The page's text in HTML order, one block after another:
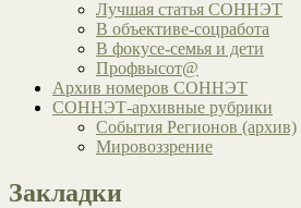
Лучшая статья СОННЭТ
В объективе-соцработа
В фокусе-семья и дети
Профвысот@
Архив номеров СОННЭТ
СОННЭТ-архивные рубрики
События Регионов (архив)
Мировоззрение
Закладки